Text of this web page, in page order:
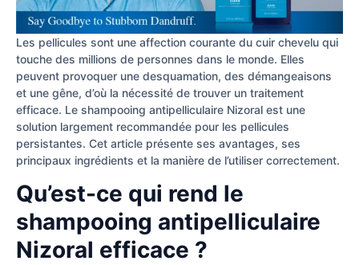
Les pellicules sont une affection courante du cuir chevelu qui
touche des millions de personnes dans le monde. Elles
peuvent provoquer une desquamation, des démangeaisons
et une gêne, d’où la nécessité de trouver un traitement
efficace. Le shampooing antipelliculaire Nizoral est une
solution largement recommandée pour les pellicules
persistantes. Cet article présente ses avantages, ses
principaux ingrédients et la manière de l’utiliser correctement.
Qu’est-ce qui rend le
shampooing antipelliculaire
Nizoral efficace ?